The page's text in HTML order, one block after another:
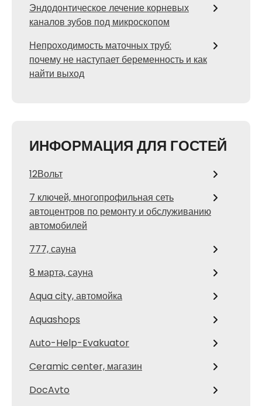
Эндодонтическое лечение корневых
каналов зубов под микроскопом
Непроходимость маточных труб:
почему не наступает беременность и как
найти выход
ИНФОРМАЦИЯ ДЛЯ ГОСТЕЙ
12Вольт
7 ключей, многопрофильная сеть
автоцентров по ремонту и обслуживанию
автомобилей
777, сауна
8 марта, сауна
Aqua city, автомойка
Aquashops
Auto-Help-Evakuator
Ceramic center, магазин
DocAvto